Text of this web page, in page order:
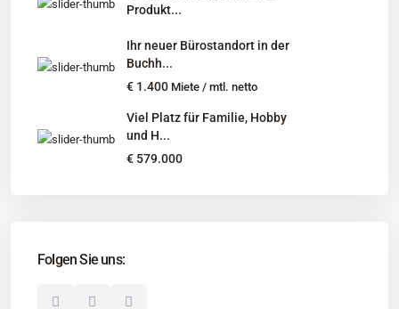
Produkt...
Ihr neuer Bürostandort in der
Buchh...
€ 1.400 Miete / mtl. netto
Viel Platz für Familie, Hobby
und H...
€ 579.000
Folgen Sie uns:
Unternehmen
Immobilienangebote